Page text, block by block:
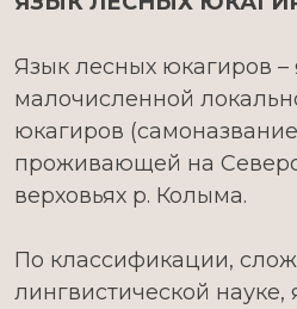
Язык лесных юкагиров –
малочисленной
юкагиров
проживающей на
верховьях р. Колыма.
По классификации,
лингвистической науке,